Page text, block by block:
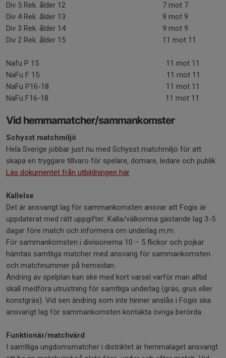
Div 5 Rek. ålder 12 7 mot 7
Div 4 Rek. ålder 13 9 mot 9
Div 3 Rek. ålder 14 9 mot 9
Div 2 Rek. ålder 15 11 mot 11
Nafu P 15 11 mot 11
NaFu F 15 11 mot 11
NaFu P16-18 11 mot 11
NaFu F16-18 11 mot 11
Vid hemmamatcher/sammankomster
Schysst matchmiljö
Hela Sverige jobbar just nu med Schysst matchmiljö för att
skapa en tryggare tillvaro för spelare, domare, ledare och publik.
Läs dokumentet från utbildningen här
Kallelse
Det är ansvarigt lag för sammankomsten ansvar att Fogis är
uppdaterat med rätt uppgifter. Kalla/välkomna gästande lag 3-5
dagar före match och informera om underlag m.m.
För sammankomsten i divisionerna 10 – 5 flickor och pojkar
hämtas samtliga matcher med ansvarig för sammankomsten
och matchnummer på hemsidan.
Ändring av spelplan kan ske med kort varsel varför man alltid
skall medföra utrustning för samtliga underlag (gräs, grus eller
konstgräs). Vid sen ändring som inte hinner anslås i Fogis ska
ansvarigt lag för sammankomsten kontakta övriga berörda.
Funktionär/matchvärd
I samtliga ungdomsmatcher i distriktet är hemmalaget ansvarigt